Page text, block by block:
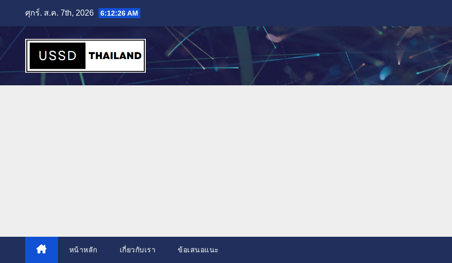
content
ศุกร์. ส.ค. 7th, 2026 6:12:27 AM
หน้าหลัก เกี่ยวกับเรา ข้อเสนอแนะ